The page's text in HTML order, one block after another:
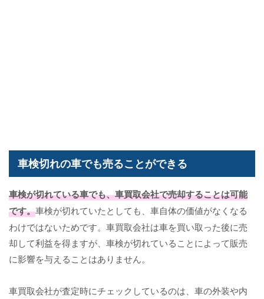
車検切れの車でも売ることができる
車検が切れている車でも、車買取会社で売却することは可能
です。車検が切れていたとしても、車自体の価値がなくなる
わけではないためです。車買取会社は車を買い取った後に売
却して利益を得ますが、車検が切れていることによって販売
に影響を与えることはありません。
車買取会社が査定時にチェックしているのは、車の外装や内